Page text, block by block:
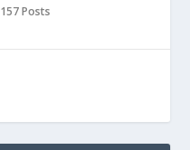
157 Posts